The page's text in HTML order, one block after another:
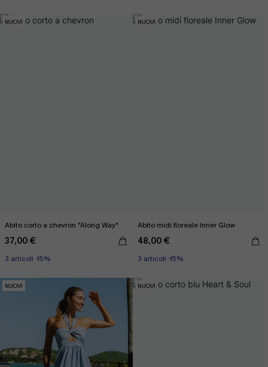
NUOVI
Abito corto a chevron "Along Way"
37,00 €
3 articoli -15%
NUOVI
Abito midi floreale Inner Glow
48,00 €
3 articoli -15%
NUOVI NUOVI